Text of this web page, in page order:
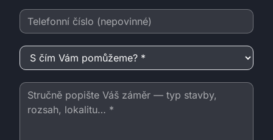
Telefonní číslo
S čím Vám pomůžeme?
Zpráva